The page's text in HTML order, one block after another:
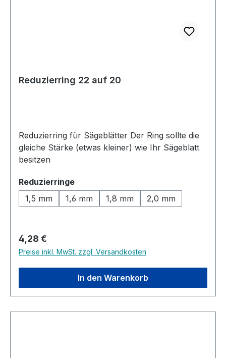
Reduzierring 22 auf 20
Reduzierring für Sägeblätter Der Ring sollte die
gleiche Stärke (etwas kleiner) wie Ihr Sägeblatt
besitzen
Reduzierringeauswählen
1,5 mm
1,6 mm 1,8 mm 2,0 mm
Regulärer Preis:
4,28 €
Preise inkl. MwSt. zzgl. Versandkosten
In den Warenkorb